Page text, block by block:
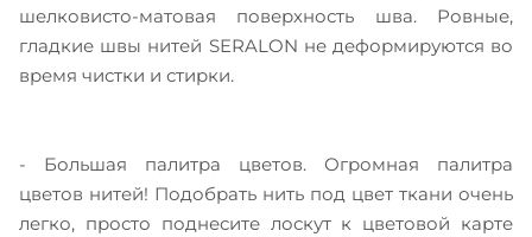
шелковисто-матовая поверхность шва. Ровные,
гладкие швы нитей SERALON не деформируются во
время чистки и стирки.
- Большая палитра цветов. Огромная палитра
цветов нитей! Подобрать нить под цвет ткани очень
легко, просто поднесите лоскут к цветовой карте